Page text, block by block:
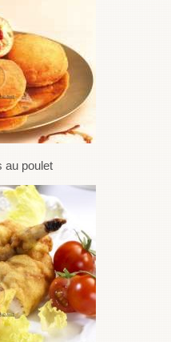
au poulet